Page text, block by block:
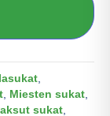
Miesten sukat
sukat